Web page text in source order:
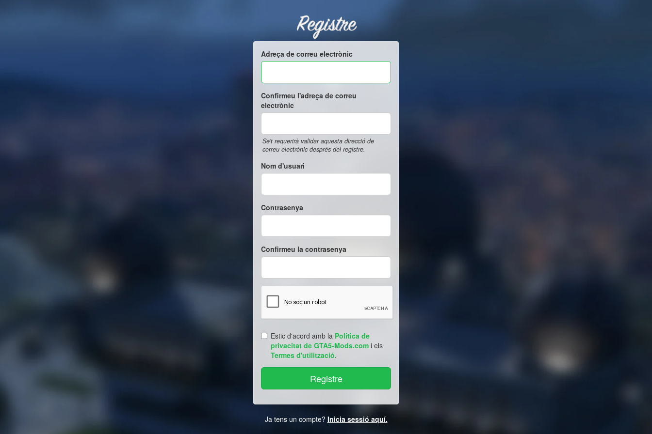
Registre
Adreça de correu electrònic
Confirmeu l'adreça de correu
electrònic
Se't requerirà validar aquesta direcció de
correu electrònic després del registre.
Nom d'usuari
Contrasenya
Confirmeu la contrasenya
Estic d'acord amb la Politica de
privacitat de GTA5-Mods.com i els
Termes d'utilització.
Ja tens un compte? Inicia sessió aquí.